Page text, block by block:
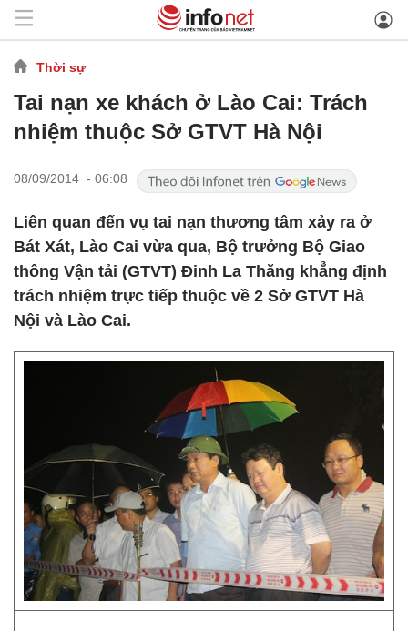
Thời sự
Tai nạn xe khách ở Lào Cai: Trách
nhiệm thuộc Sở GTVT Hà Nội
08/09/2014 - 06:08
Liên quan đến vụ tai nạn thương tâm xảy ra ở
Bát Xát, Lào Cai vừa qua, Bộ trưởng Bộ Giao
thông Vận tải (GTVT) Đinh La Thăng khẳng định
trách nhiệm trực tiếp thuộc về 2 Sở GTVT Hà
Nội và Lào Cai.